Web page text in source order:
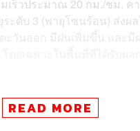
เร็วประมาณ 20 กม./ชม. ค
ะดับ 3 (พายุโซนร้อน) ส่งผ
ตะวันออก มีฝนเพิ่มขึ้น และมี
ณ์ดังกล่าว ศูนย์ฯ ได้ประสาน
พื้นที่เสี่ยง ทั้งที่ประสบปัญหา
READ MORE